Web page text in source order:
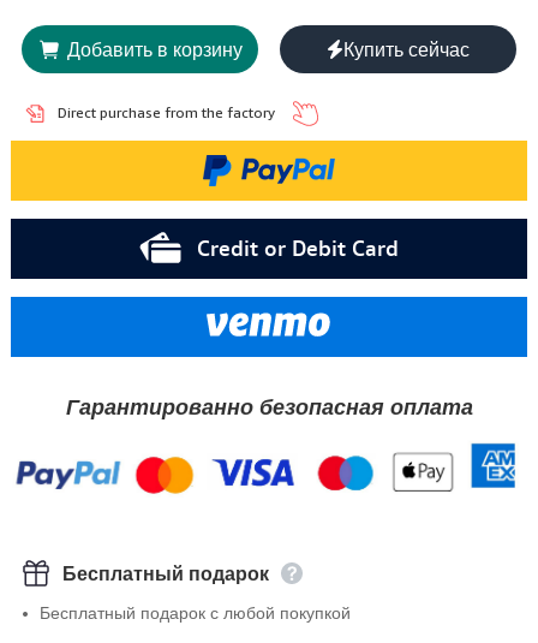
Добавить в корзину Купить сейчас
Direct purchase from the factory
Credit or Debit Card
Гарантированно безопасная оплата
Бесплатный подарок
Бесплатный подарок с любой покупкой